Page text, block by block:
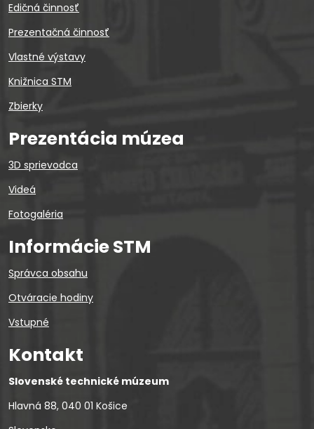
Edičná činnosť
Prezentačná činnosť
Vlastné výstavy
Knižnica STM
Zbierky
Prezentácia múzea
3D sprievodca
Videá
Fotogaléria
Informácie STM
Správca obsahu
Otváracie hodiny
Vstupné
Kontakt
Slovenské technické múzeum
Hlavná 88, 040 01 Košice